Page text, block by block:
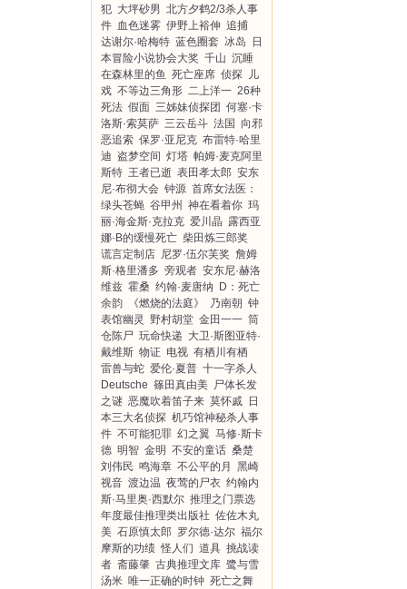
犯 大坪砂男 北方夕鹤2/3杀人事
件 血色迷雾 伊野上裕伸 追捕
达谢尔·哈梅特 蓝色圈套 冰岛
日
本冒险小说协会大奖 千山 沉睡
在森林里的鱼 死亡座席 侦探 儿
戏 不等边三角形 二上洋一 26种
死法 假面 三姊妹侦探团 何塞·卡
洛斯·索莫萨 三云岳斗 法国 向邪
恶追索 保罗·亚尼克 布雷特·哈里
迪 盗梦空间 灯塔 帕姆·麦克阿里
斯特 王者已逝 表田孝太郎 安东
尼·布彻大会 钟源 首席女法医：
绿头苍蝇 谷甲州 神在看着你 玛
丽·海金斯·克拉克 爱川晶 露西亚
娜·B的缓慢死亡 柴田炼三郎奖
谎言定制店 尼罗·伍尔芙奖 詹姆
斯·格里潘多 旁观者 安东尼·赫洛
维兹 霍桑 约翰·麦唐纳
D：死亡
余韵
《燃烧的法庭》 乃南朝 钟
表馆幽灵 野村胡堂 金田一一 筒
仓陈尸 玩命快递 大卫·斯图亚特·
戴维斯 物证 电视 有栖川有栖
雷兽与蛇 爱伦·夏普 十一字杀人
Deutsche 篠田真由美 尸体长发
之谜 恶魔吹着笛子来 莫怀戚 日
本三大名侦探 机巧馆神秘杀人事
件 不可能犯罪 幻之翼 马修·斯卡
德 明智 金明 不安的童话 桑楚
刘伟民 鸣海章 不公平的月
黑崎
视音 渡边温 夜莺的尸衣 约翰内
斯·马里奥·西默尔 推理之门票选
年度最佳推理类出版社 佐佐木丸
美 石原慎太郎 罗尔德·达尔 福尔
摩斯的功绩 怪人们 道具 挑战读
者 斋藤肇 古典推理文库 鹭与雪
汤米 唯一正确的时钟 死亡之舞